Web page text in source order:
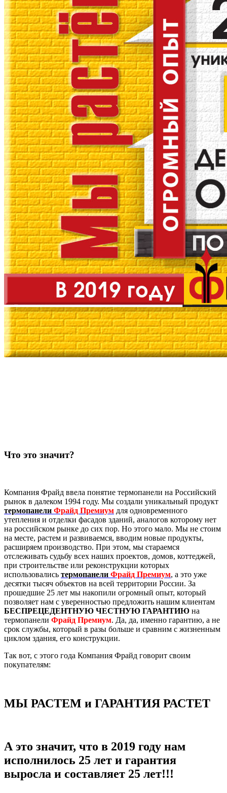
Что это значит?
Компания Фрайд ввела понятие термопанели на Российский
рынок в далеком 1994 году. Мы создали уникальный продукт
термопанели Фрайд Премиум для одновременного
утепления и отделки фасадов зданий, аналогов которому нет
на российском рынке до сих пор. Но этого мало. Мы не стоим
на месте, растем и развиваемся, вводим новые продукты,
расширяем производство. При этом, мы стараемся
отслеживать судьбу всех наших проектов, домов, коттеджей,
при строительстве или реконструкции которых
использовались термопанели Фрайд Премиум, а это уже
десятки тысяч объектов на всей территории России. За
прошедшие 25 лет мы накопили огромный опыт, который
позволяет нам с уверенностью предложить нашим клиентам
БЕСПРЕЦЕДЕНТНУЮ ЧЕСТНУЮ ГАРАНТИЮ на
термопанели Фрайд Премиум. Да, да, именно гарантию, а не
срок службы, который в разы больше и сравним с жизненным
циклом здания, его конструкции.
Так вот, с этого года Компания Фрайд говорит своим
покупателям:
МЫ РАСТЕМ и ГАРАНТИЯ РАСТЕТ
А это значит, что в 2019 году нам
исполнилось 25 лет и гарантия
выросла и составляет 25 лет!!!